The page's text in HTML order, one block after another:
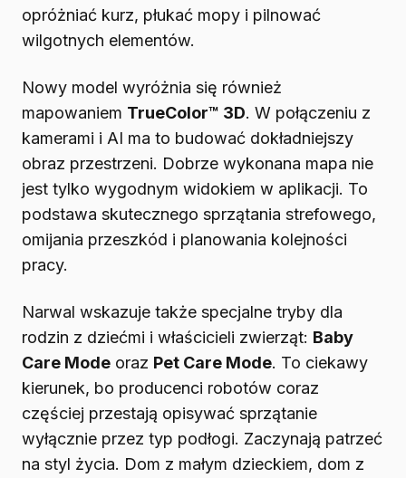
opróżniać kurz, płukać mopy i pilnować
wilgotnych elementów.
Nowy model wyróżnia się również
mapowaniem TrueColor™ 3D. W połączeniu z
kamerami i AI ma to budować dokładniejszy
obraz przestrzeni. Dobrze wykonana mapa nie
jest tylko wygodnym widokiem w aplikacji. To
podstawa skutecznego sprzątania strefowego,
omijania przeszkód i planowania kolejności
pracy.
Narwal wskazuje także specjalne tryby dla
rodzin z dziećmi i właścicieli zwierząt: Baby
Care Mode oraz Pet Care Mode. To ciekawy
kierunek, bo producenci robotów coraz
częściej przestają opisywać sprzątanie
wyłącznie przez typ podłogi. Zaczynają patrzeć
na styl życia. Dom z małym dzieckiem, dom z